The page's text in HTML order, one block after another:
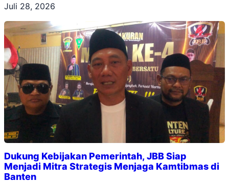
Juli 28, 2026
Dukung Kebijakan Pemerintah, JBB Siap
Menjadi Mitra Strategis Menjaga Kamtibmas di
Banten